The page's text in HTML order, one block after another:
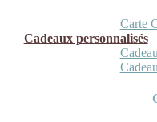
Carte
Cadeaux personnalisés